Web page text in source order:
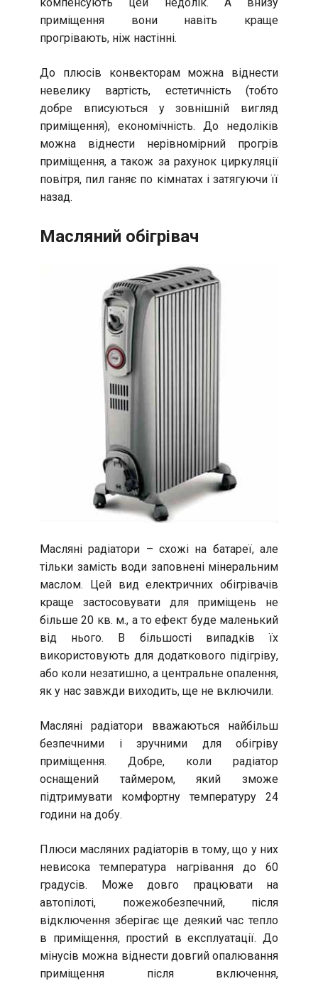
приміщення вони навіть краще
прогрівають, ніж настінні.
До плюсів конвекторам можна віднести
невелику вартість, естетичність (тобто
добре вписуються у зовнішній вигляд
приміщення), економічність. До недоліків
можна віднести нерівномірний прогрів
приміщення, а також за рахунок циркуляції
повітря, пил ганяє по кімнатах і затягуючи її
назад.
Масляний обігрівач
Масляні радіатори – схожі на батареї, але
тільки замість води заповнені мінеральним
маслом. Цей вид електричних обігрівачів
краще застосовувати для приміщень не
більше 20 кв. м., а то ефект буде маленький
від нього. В більшості випадків їх
використовують для додаткового підігріву,
або коли незатишно, а центральне опалення,
як у нас завжди виходить, ще не включили.
Масляні радіатори вважаються найбільш
безпечними і зручними для обігріву
приміщення. Добре, коли радіатор
оснащений таймером, який зможе
підтримувати комфортну температуру 24
години на добу.
Плюси масляних радіаторів в тому, що у них
невисока температура нагрівання до 60
градусів. Може довго працювати на
автопілоті, пожежобезпечний, після
відключення зберігає ще деякий час тепло
в приміщення, простий в експлуатації. До
мінусів можна віднести довгий опалювання
приміщення після включення,